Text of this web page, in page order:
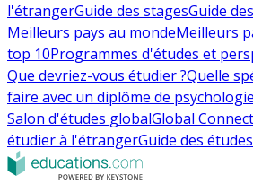
l'étrangerGuide des stagesGuide
Meilleurs pays au mondeMeilleurs
top 10Programmes d'études et
Que devriez-vous étudier ?Quelle
faire avec un diplôme de
Salon d'études globalGlobal Connect
étudier à l'étrangerGuide des